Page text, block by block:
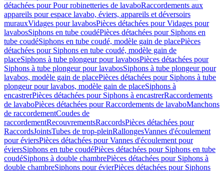
détachées pour Pour robinetteries de lavaboRaccordements aux
appareils pour espace lavabo, éviers, appareils et déversoirs
murauxVidages pour lavabosPièces détachées pour Vidages pour
lavabosSiphons en tube coudéPièces détachées pour Siphons en
tube coudéSiphons en tube coudé, modèle gain de placePièces
détachées pour Siphons en tube coudé, modèle gain de
placeSiphons à tube plongeur pour lavabosPièces détachées pour
Siphons à tube plongeur pour lavabosSiphons à tube plongeur pour
lavabos, modèle gain de placePièces détachées pour Siphons à tube
plongeur pour lavabos, modèle gain de placeSiphons à
encastrerPièces détachées pour Siphons à encastrerRaccordements
de lavaboPièces détachées pour Raccordements de lavaboManchons
de raccordementCoudes de
raccordementRecouvrementsRaccordsPièces détachées pour
RaccordsJointsTubes de trop-pleinRallongesVannes d'écoulement
pour éviersPièces détachées pour Vannes d'écoulement pour
éviersSiphons en tube coudéPièces détachées pour Siphons en tube
coudéSiphons à double chambrePièces détachées pour Siphons à
double chambreSiphons pour évierPièces détachées pour Siphons